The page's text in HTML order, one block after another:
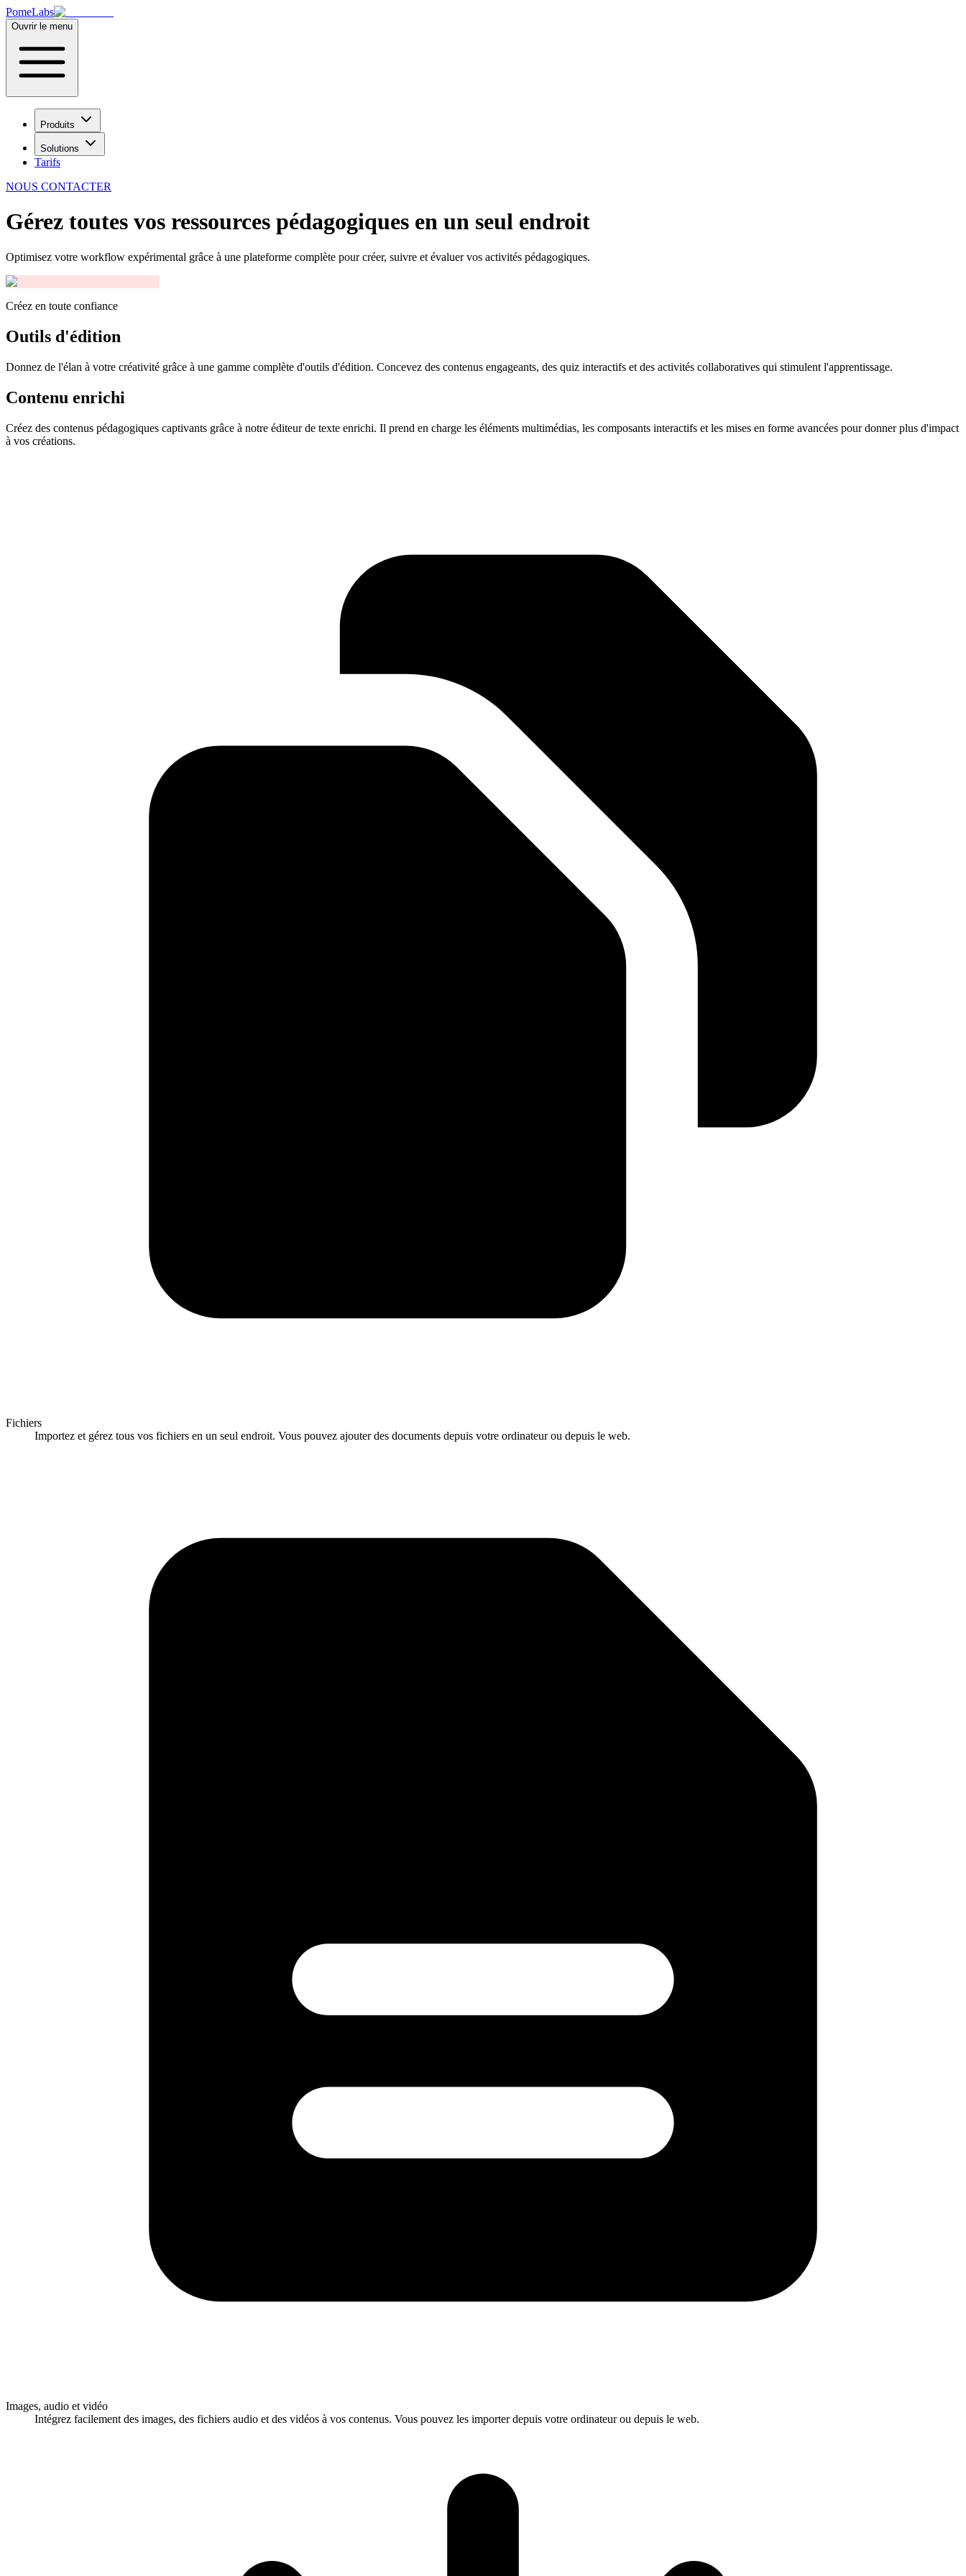
PomeLabs
Ouvrir le menu
Produits
Solutions
Tarifs
NOUS CONTACTER
Gérez toutes vos ressources pédagogiques en un seul endroit
Optimisez votre workflow expérimental grâce à une plateforme complète pour créer, suivre et évaluer vos activités pédagogiques.
Créez en toute confiance
Outils d'édition
Donnez de l'élan à votre créativité grâce à une gamme complète d'outils d'édition. Concevez des contenus engageants, des quiz interactifs et des activités collaboratives qui stimulent l'apprentissage.
Contenu enrichi
Créez des contenus pédagogiques captivants grâce à notre éditeur de texte enrichi. Il prend en charge les éléments multimédias, les composants interactifs et les mises en forme avancées pour donner plus d'impact
à vos créations.
Fichiers
Importez et gérez tous vos fichiers en un seul endroit. Vous pouvez ajouter des documents depuis votre ordinateur ou depuis le web.
Images, audio et vidéo
Intégrez facilement des images, des fichiers audio et des vidéos à vos contenus. Vous pouvez les importer depuis votre ordinateur ou depuis le web.